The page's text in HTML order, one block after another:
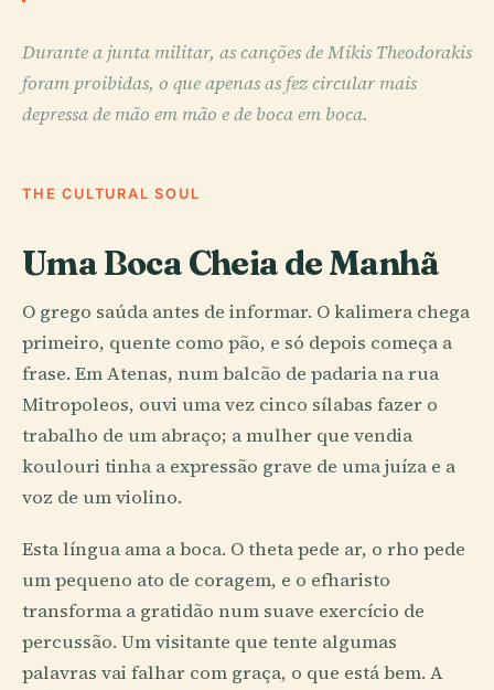
Durante a junta militar, as canções de Mikis Theodorakis
foram proibidas, o que apenas as fez circular mais
depressa de mão em mão e de boca em boca.
THE CULTURAL SOUL
Uma Boca Cheia de Manhã
O grego saúda antes de informar. O kalimera chega
primeiro, quente como pão, e só depois começa a
frase. Em Atenas, num balcão de padaria na rua
Mitropoleos, ouvi uma vez cinco sílabas fazer o
trabalho de um abraço; a mulher que vendia
koulouri tinha a expressão grave de uma juíza e a
voz de um violino.
Esta língua ama a boca. O theta pede ar, o rho pede
um pequeno ato de coragem, e o efharisto
transforma a gratidão num suave exercício de
percussão. Um visitante que tente algumas
palavras vai falhar com graça, o que está bem. A